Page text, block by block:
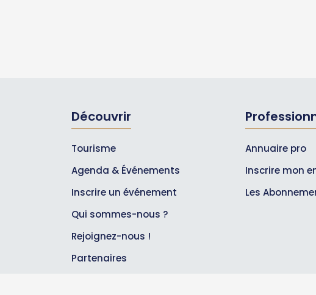
Découvrir
Tourisme
Agenda & Événements
Inscrire un événement
Qui sommes-nous ?
Rejoignez-nous !
Partenaires
Annuaire pro
Inscrire mon
Les